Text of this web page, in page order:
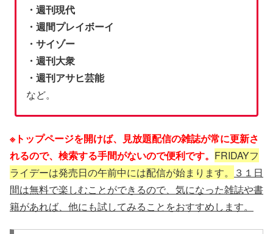
・週刊現代
・週間プレイボーイ
・サイゾー
・週刊大衆
・週刊アサヒ芸能
など。
※トップページを開けば、見放題配信の雑誌が常に更新さ
れるので、検索する手間がないので便利です。 FRIDAYフ
ライデーは発売日の午前中には配信が始まります。
３１日
間は無料で楽しむことができるので、気になった雑誌や書
籍があれば、他にも試してみることをおすすめします。